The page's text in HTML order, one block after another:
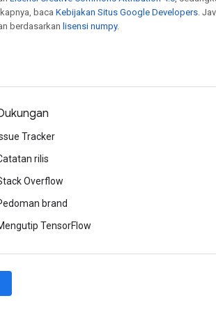
baca Kebijakan Situs Google Developers .
berdasarkan lisensi numpy.
Tracker
rilis
Overflow
brand
TensorFlow